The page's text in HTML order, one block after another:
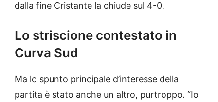
dalla fine Cristante la chiude sul 4-0.
Lo striscione contestato in
Curva Sud
Ma lo spunto principale d’interesse della
partita è stato anche un altro, purtroppo. “Io